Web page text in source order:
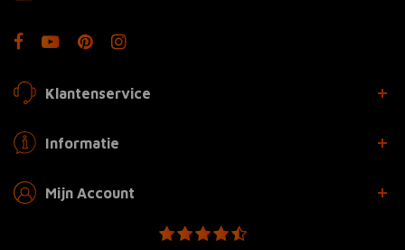
Klantenservice
Informatie
Mijn Account